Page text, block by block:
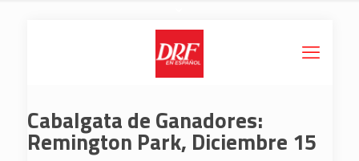
Cabalgata de Ganadores:
Remington Park, Diciembre 15